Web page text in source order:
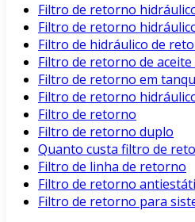
Filtro de retorno
Filtro de retorno
Filtro de hidráulico de
Filtro de retorno de
Filtro de retorno em
Filtro de retorno
Filtro de retorno
Filtro de retorno duplo
Quanto custa filtro de
Filtro de linha de retorno
Filtro de retorno
Filtro de retorno para